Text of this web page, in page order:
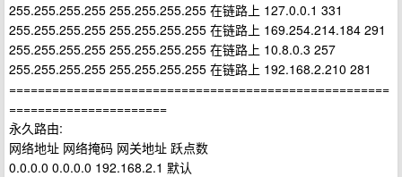
255.255.255.255 255.255.255.255 在链路上 127.0.0.1 331
255.255.255.255 255.255.255.255 在链路上 169.254.214.184 291
255.255.255.255 255.255.255.255 在链路上 10.8.0.3 257
255.255.255.255 255.255.255.255 在链路上 192.168.2.210 281
=====================================================
======================
永久路由:
网络地址 网络掩码 网关地址 跃点数
0.0.0.0 0.0.0.0 192.168.2.1 默认